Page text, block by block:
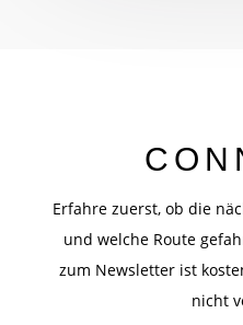
Erfahre zuerst, ob die
und welche Route
zum Newsletter ist
nicht